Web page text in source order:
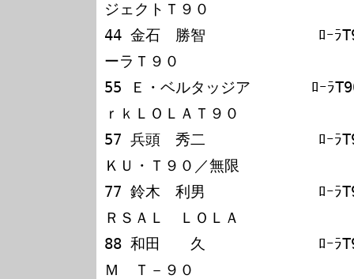
ジェクトＴ９０
44 金石　勝智             ﾛｰﾗ
ーラＴ９０
55 Ｅ・ベルタッジア       ﾛｰﾗ
ｒｋＬＯＬＡＴ９０
57 兵頭　秀二             ﾛｰﾗ
ＫＵ・Ｔ９０／無限
77 鈴木　利男             ﾛｰﾗ
ＲＳＡＬ　ＬＯＬＡ
88 和田　　久             ﾛｰﾗ
Ｍ　Ｔ－９０